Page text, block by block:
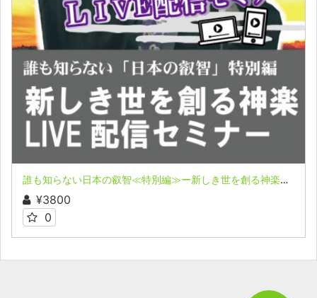
誰も知らない日本の叡智≪特別編≫ー新しき世を創る神楽ー表博耀氏LIVE配信セミナー収録映像オンライン配信
¥3800
0